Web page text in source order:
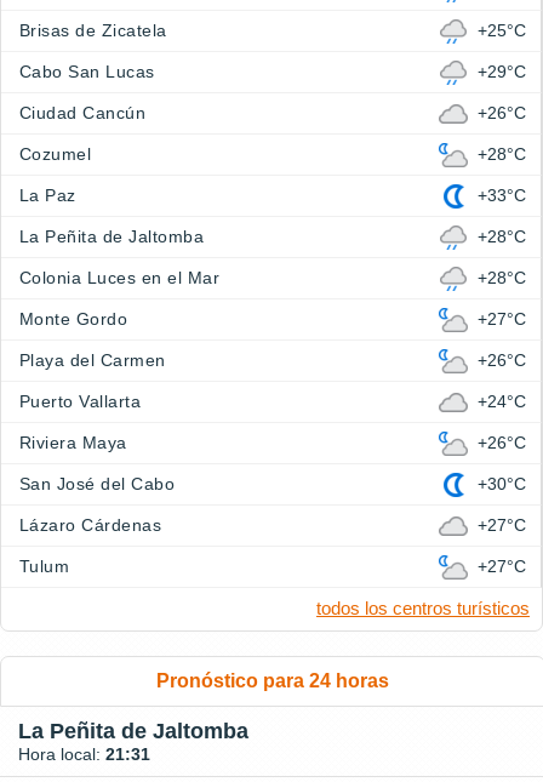
Brisas de Zicatela +25°C
Cabo San Lucas +29°C
Ciudad Cancún +26°C
Cozumel +28°C
La Paz +33°C
La Peñita de Jaltomba +28°C
Colonia Luces en el Mar +28°C
Monte Gordo +27°C
Playa del Carmen +26°C
Puerto Vallarta +24°C
Riviera Maya +26°C
San José del Cabo +30°C
Lázaro Cárdenas +27°C
Tulum +27°C
todos los centros turísticos
Pronóstico para 24 horas
La Peñita de Jaltomba
Hora local: 21:31